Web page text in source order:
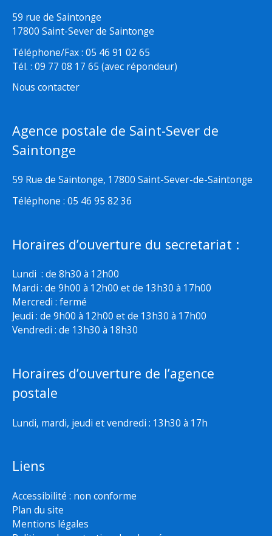
59 rue de Saintonge
17800 Saint-Sever de Saintonge
Téléphone/Fax : 05 46 91 02 65
Tél. : 09 77 08 17 65 (avec répondeur)
Nous contacter
Agence postale de Saint-Sever de
Saintonge
59 Rue de Saintonge, 17800 Saint-Sever-de-Saintonge
Téléphone : 05 46 95 82 36
Horaires d’ouverture du secretariat :
Lundi : de 8h30 à 12h00
Mardi : de 9h00 à 12h00 et de 13h30 à 17h00
Mercredi : fermé
Jeudi : de 9h00 à 12h00 et de 13h30 à 17h00
Vendredi : de 13h30 à 18h30
Horaires d’ouverture de l’agence
postale
Lundi, mardi, jeudi et vendredi : 13h30 à 17h
Liens
Accessibilité : non conforme
Plan du site
Mentions légales